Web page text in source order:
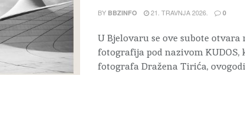
BY BBZINFO 21. TRAVNJA 2026. 0
U Bjelovaru se ove subote
fotografija pod nazivom KUDOS,
fotografa Dražena Tirića,